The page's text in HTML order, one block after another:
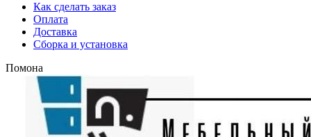
Как сделать заказ
Оплата
Доставка
Сборка и установка
Помона